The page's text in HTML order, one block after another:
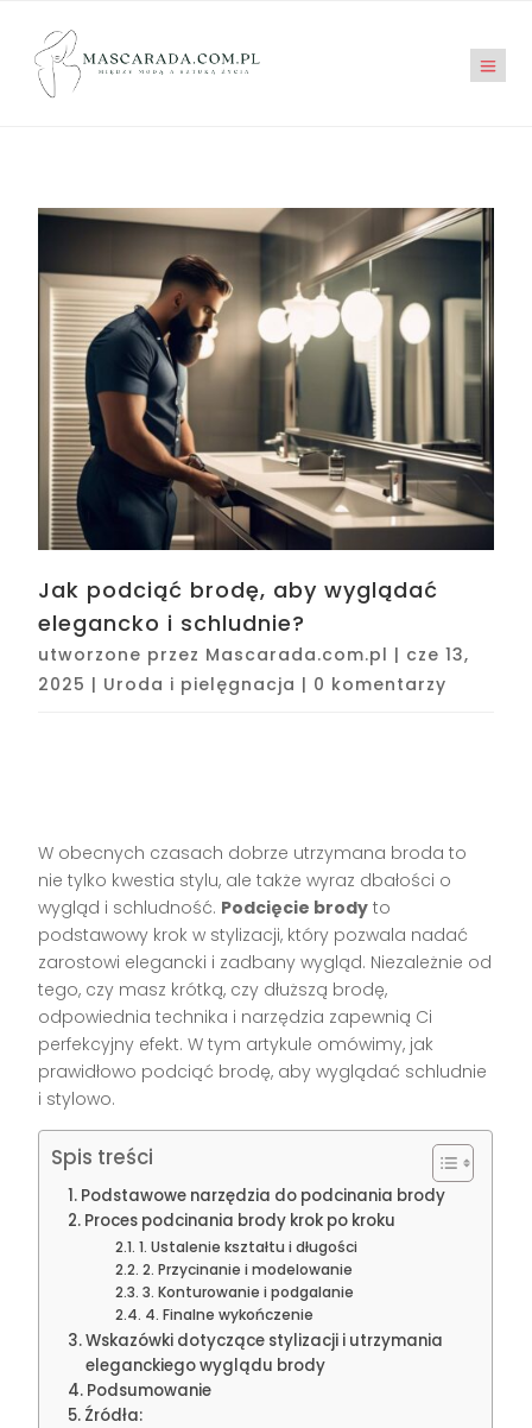
Jak podciąć brodę, aby wyglądać
elegancko i schludnie?
utworzone przez Mascarada.com.pl | cze 13,
2025 | Uroda i pielęgnacja | 0 komentarzy
W obecnych czasach dobrze utrzymana broda to
nie tylko kwestia stylu, ale także wyraz dbałości o
wygląd i schludność. Podcięcie brody to
podstawowy krok w stylizacji, który pozwala nadać
zarostowi elegancki i zadbany wygląd. Niezależnie od
tego, czy masz krótką, czy dłuższą brodę,
odpowiednia technika i narzędzia zapewnią Ci
perfekcyjny efekt. W tym artykule omówimy, jak
prawidłowo podciąć brodę, aby wyglądać schludnie
i stylowo.
Spis treści
Podstawowe narzędzia do podcinania brody
Proces podcinania brody krok po kroku
1. Ustalenie kształtu i długości
2. Przycinanie i modelowanie
3. Konturowanie i podgalanie
4. Finalne wykończenie
Wskazówki dotyczące stylizacji i utrzymania
eleganckiego wyglądu brody
Podsumowanie
Źródła: